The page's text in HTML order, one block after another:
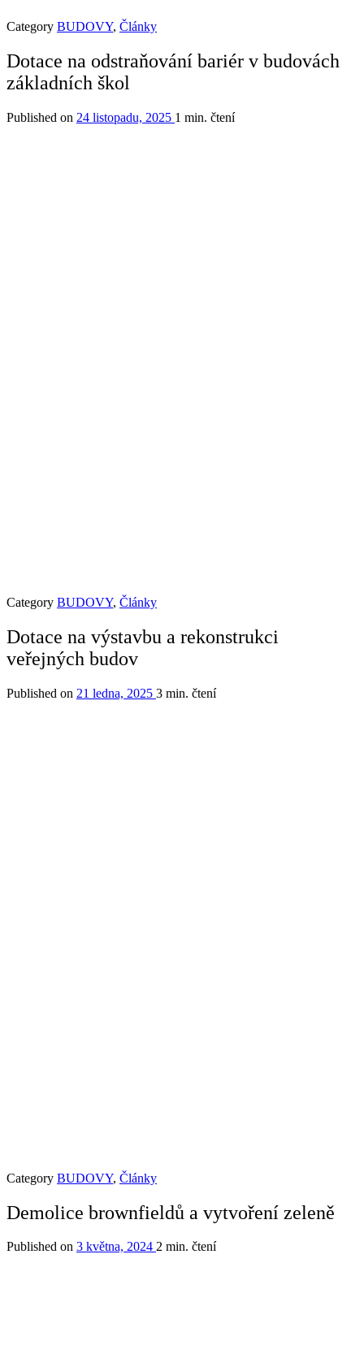
Category BUDOVY, Články
Dotace na odstraňování bariér v budovách
základních škol
Published on 24 listopadu, 2025 1 min. čtení
Category BUDOVY, Články
Dotace na výstavbu a rekonstrukci
veřejných budov
Published on 21 ledna, 2025 3 min. čtení
Category BUDOVY, Články
Demolice brownfieldů a vytvoření zeleně
Published on 3 května, 2024 2 min. čtení